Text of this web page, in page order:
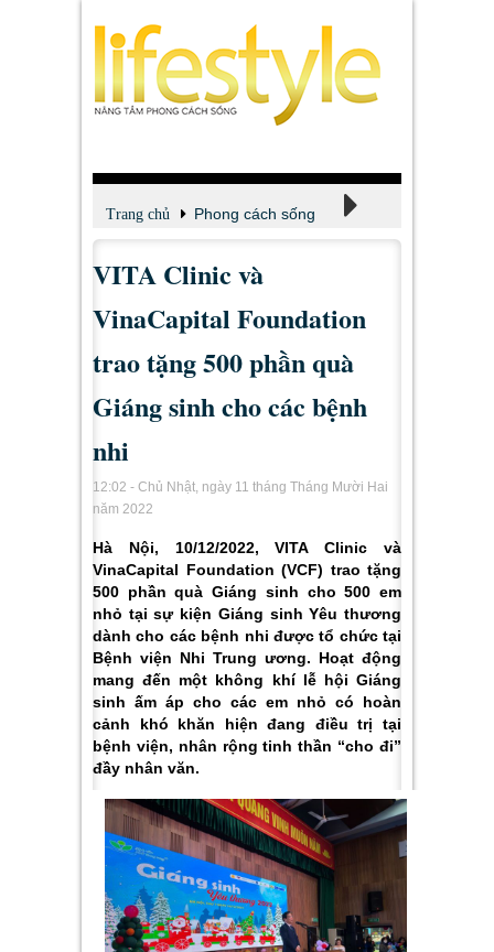
Trang chủ Phong cách sống
Tin tốt lành
VITA Clinic và
VinaCapital Foundation
trao tặng 500 phần quà
Giáng sinh cho các bệnh
nhi
12:02 - Chủ Nhật, ngày 11 tháng Tháng Mười Hai
năm 2022
Hà Nội, 10/12/2022, VITA Clinic và
VinaCapital Foundation (VCF) trao tặng
500 phần quà Giáng sinh cho 500 em
nhỏ tại sự kiện Giáng sinh Yêu thương
dành cho các bệnh nhi được tổ chức tại
Bệnh viện Nhi Trung ương. Hoạt động
mang đến một không khí lễ hội Giáng
sinh ấm áp cho các em nhỏ có hoàn
cảnh khó khăn hiện đang điều trị tại
bệnh viện, nhân rộng tinh thần “cho đi”
đầy nhân văn.